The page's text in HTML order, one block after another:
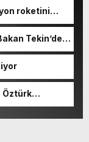
roketini
Tekin’den
başlattık”
Öztürk